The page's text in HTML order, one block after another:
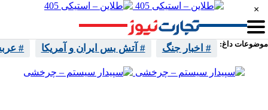
موضوعات داغ: # اخبار جنگ # آتش بس ایران و آمریکا #
×